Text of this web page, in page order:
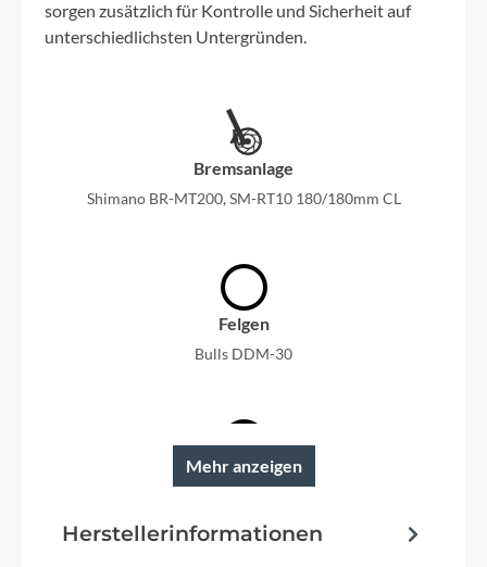
sorgen zusätzlich für Kontrolle und Sicherheit auf
unterschiedlichsten Untergründen.
Bremsanlage
Shimano BR-MT200, SM-RT10 180/180mm CL
Felgen
Bulls DDM-30
Reifen
Mehr anzeigen
Herstellerinformationen